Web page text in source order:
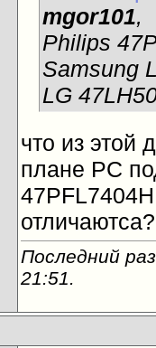
mgor101,
Philips
Samsung
LG
что из этой
плане PC
отличаютса?
Последний
21:51.